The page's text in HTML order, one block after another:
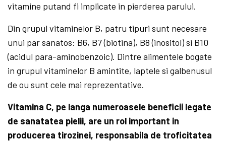
vitamine putand fi implicate in pierderea parului.
Din grupul vitaminelor B, patru tipuri sunt necesare
unui par sanatos: B6, B7 (biotina), B8 (inositol) si B10
(acidul para-aminobenzoic). Dintre alimentele bogate
in grupul vitaminelor B amintite, laptele si galbenusul
de ou sunt cele mai reprezentative.
Vitamina C, pe langa numeroasele beneficii legate
de sanatatea pielii, are un rol important in
producerea tirozinei, responsabila de troficitatea